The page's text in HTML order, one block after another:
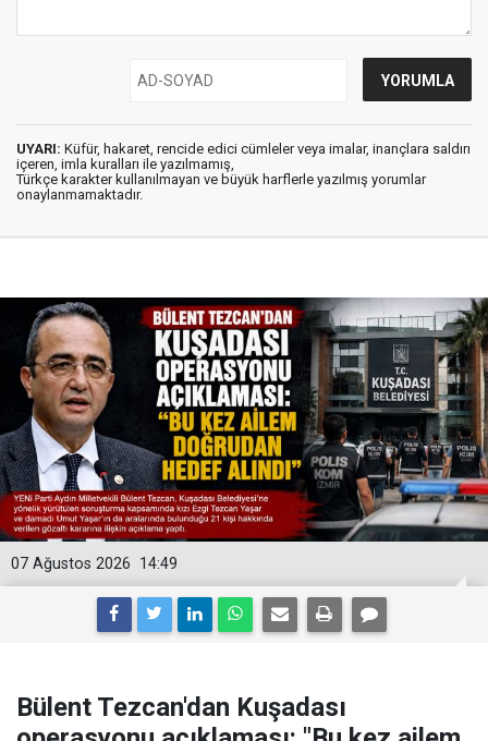
UYARI: Küfür, hakaret, rencide edici cümleler veya imalar, inançlara saldırı
içeren, imla kuralları ile yazılmamış,
Türkçe karakter kullanılmayan ve büyük harflerle yazılmış yorumlar
onaylanmamaktadır.
14:49
07 Ağustos 2026
Bülent Tezcan'dan Kuşadası